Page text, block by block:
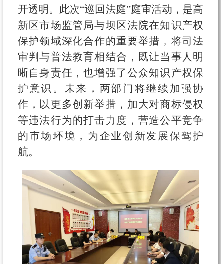
开透明。此次“巡回法庭”庭审活动，是高
新区市场监管局与坝区法院在知识产权
保护领域深化合作的重要举措，将司法
审判与普法教育相结合，既让当事人明
晰自身责任，也增强了公众知识产权保
护意识。未来，两部门将继续加强协
作，以更多创新举措，加大对商标侵权
等违法行为的打击力度，营造公平竞争
的市场环境，为企业创新发展保驾护
航。